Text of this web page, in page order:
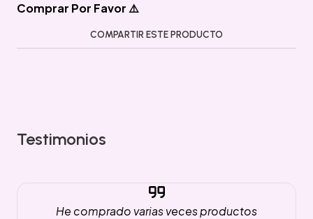
Comprar Por Favor ⚠️
COMPARTIR ESTE PRODUCTO
Testimonios
He comprado varias veces productos